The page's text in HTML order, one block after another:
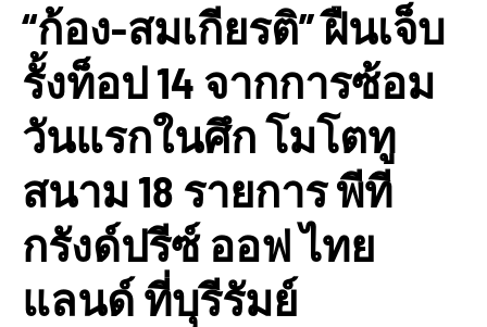
“ก้อง-สมเกียรติ” ฝืนเจ็บ
รั้งท็อป 14 จากการซ้อม
วันแรกในศึก โมโตทู
สนาม 18 รายการ พีที
กรังด์ปรีซ์ ออฟ ไทย
แลนด์ ที่บุรีรัมย์